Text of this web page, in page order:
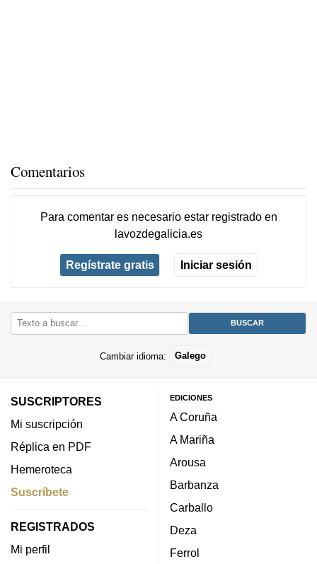
Comentarios
Para comentar es necesario estar registradoen
lavozdegalicia.es
Regístrate gratis Iniciar sesión
Cambiar idioma: Galego
SUSCRIPTORES
Mi suscripción
Réplica en PDF
Hemeroteca
Suscríbete
REGISTRADOS
Mi perfil
EDICIONES
A Coruña
A Mariña
Arousa
Barbanza
Carballo
Deza
Ferrol